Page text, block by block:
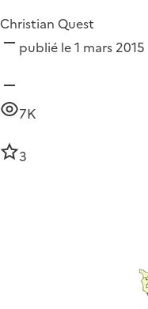
Christian Quest
publié le 1 mars 2015
7K
3